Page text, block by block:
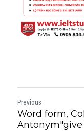
Previous
Word form,
Antonym"give